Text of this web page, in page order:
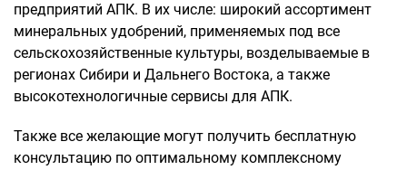
предприятий АПК. В их числе: широкий ассортимент
минеральных удобрений, применяемых под все
сельскохозяйственные культуры, возделываемые в
регионах Сибири и Дальнего Востока, а также
высокотехнологичные сервисы для АПК.
Также все желающие могут получить бесплатную
консультацию по оптимальному комплексному